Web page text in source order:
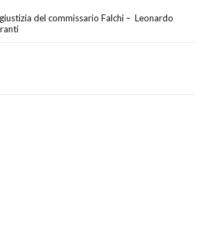
del commissario Falchi – Leonardo